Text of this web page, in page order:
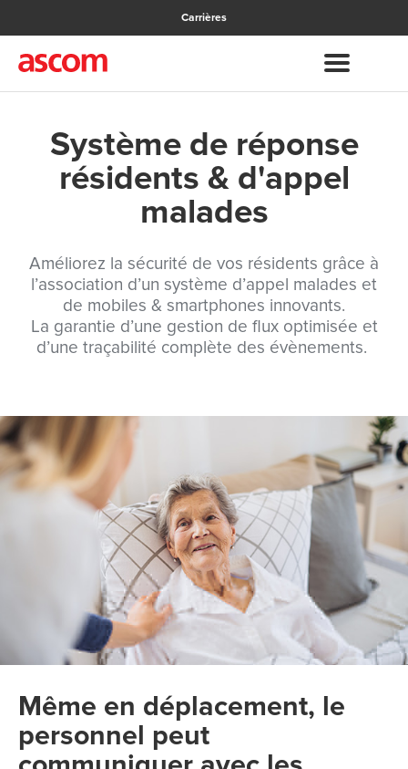
Carrières
Système de réponse
résidents & d'appel
malades
Améliorez la sécurité de vos résidents grâce à
l’association d’un système d’appel malades et
de mobiles & smartphones innovants.
La garantie d’une gestion de flux optimisée et
d’une traçabilité complète des évènements.
Même en déplacement, le
personnel peut